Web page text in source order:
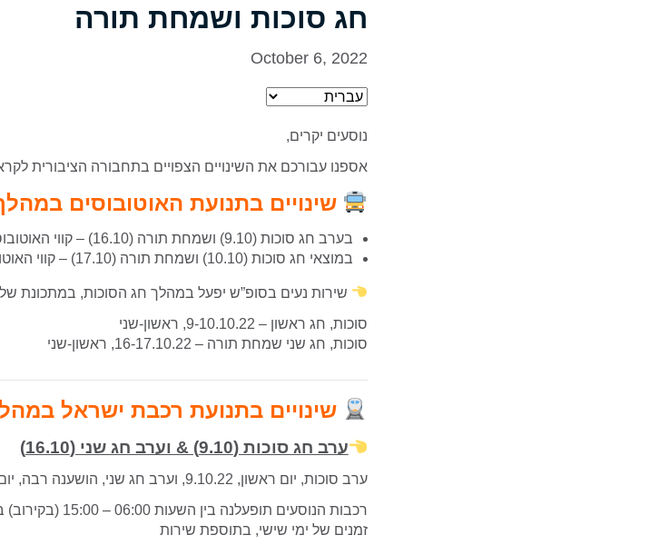
חג סוכות ושמחת תורה
October 6, 2022
נוסעים יקרים,
אספנו עבורכם את השינויים הצפויים בתחבורה הציבורית
שינויים בתנועת האוטובוסים
בערב חג סוכות (9.10) ושמחת תורה (16.10) – קווי האוטובוסים יפעלו במתכונת של ימי שישי
במוצאי חג סוכות (10.10) ושמחת תורה (17.10) – קווי האוטובוסים יפעלו במתכונת של מוצ”ש
שירות נעים בסופ”ש יפעל במהלך חג הסוכות, במתכונת
סוכות, חג ראשון – 9-10.10.22, ראשון-שני
סוכות, חג שני שמחת תורה – 16-17.10.22, ראשון-שני
שינויים בתנועת רכבת ישראל
ערב חג סוכות (9.10) & וערב חג שני (16.10)
ערב סוכות, יום ראשון, 9.10.22, וערב חג שני, הושענה רבה, יום ראשון, 16.10.22, כ”א בתשרי:
רכבות הנוסעים
זמנים של ימי שישי, בתוספת שירות